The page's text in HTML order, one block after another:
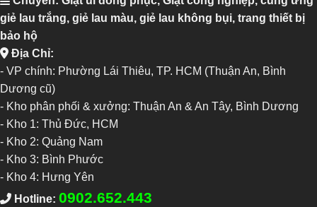
giẻ lau trắng, giẻ lau màu, giẻ lau không bụi, trang thiết bị
bảo hộ
Địa Chỉ:
- VP chính: Phường Lái Thiêu, TP. HCM (Thuận An, Bình
Dương cũ)
- Kho phân phối & xưởng: Thuận An & An Tây, Bình Dương
- Kho 1: Thủ Đức, HCM
- Kho 2: Quảng Nam
- Kho 3: Bình Phước
- Kho 4: Hưng Yên
Hotline: 0902.652.443